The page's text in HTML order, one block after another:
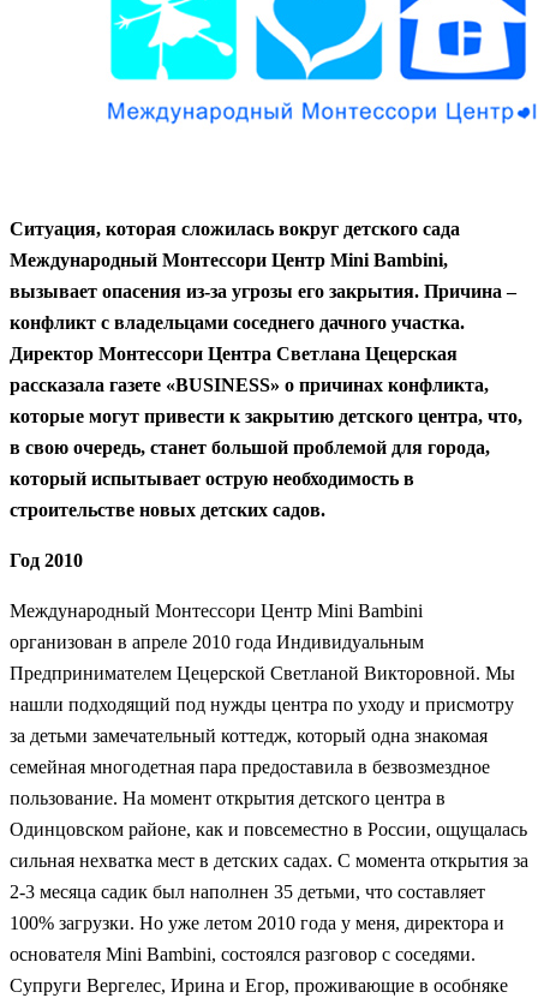
Ситуация, которая сложилась вокруг детского сада
Международный Монтессори Центр Mini Bambini,
вызывает опасения из-за угрозы его закрытия. Причина –
конфликт с владельцами соседнего дачного участка.
Директор Монтессори Центра Светлана Цецерская
рассказала газете «BUSINESS» о причинах конфликта,
которые могут привести к закрытию детского центра, что,
в свою очередь, станет большой проблемой для города,
который испытывает острую необходимость в
строительстве новых детских садов.
Год 2010
Международный Монтессори Центр Mini Bambini
организован в апреле 2010 года Индивидуальным
Предпринимателем Цецерской Светланой Викторовной. Мы
нашли подходящий под нужды центра по уходу и присмотру
за детьми замечательный коттедж, который одна знакомая
семейная многодетная пара предоставила в безвозмездное
пользование. На момент открытия детского центра в
Одинцовском районе, как и повсеместно в России, ощущалась
сильная нехватка мест в детских садах. С момента открытия за
2-3 месяца садик был наполнен 35 детьми, что составляет
100% загрузки. Но уже летом 2010 года у меня, директора и
основателя Mini Bambini, состоялся разговор с соседями.
Супруги Вергелес, Ирина и Егор, проживающие в особняке